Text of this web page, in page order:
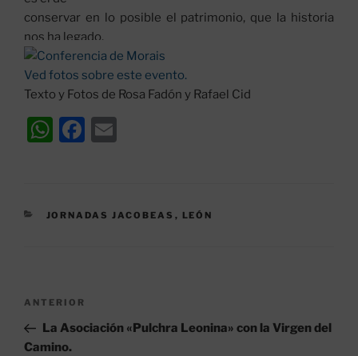
conservar en lo posible el patrimonio, que la historia
nos ha legado.
Ved fotos sobre este evento.
Texto y Fotos de Rosa Fadón y Rafael Cid
W
s
F
e
l
CATEGORÍAS
JORNADAS JACOBEAS , LEÓN
entradas
Entrada
anterior:
ANTERIOR
La Asociación «Pulchra Leonina» con la Virgen del
Camino.